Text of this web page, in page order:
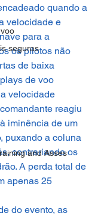
seguras
and Asses
quando a
velocidade e
para a
os pilotos não
de baixa
de voo
velocidade
reagiu
iminência de um
puxando a coluna
contrariando os
A perda total de
apenas 25
do evento, as